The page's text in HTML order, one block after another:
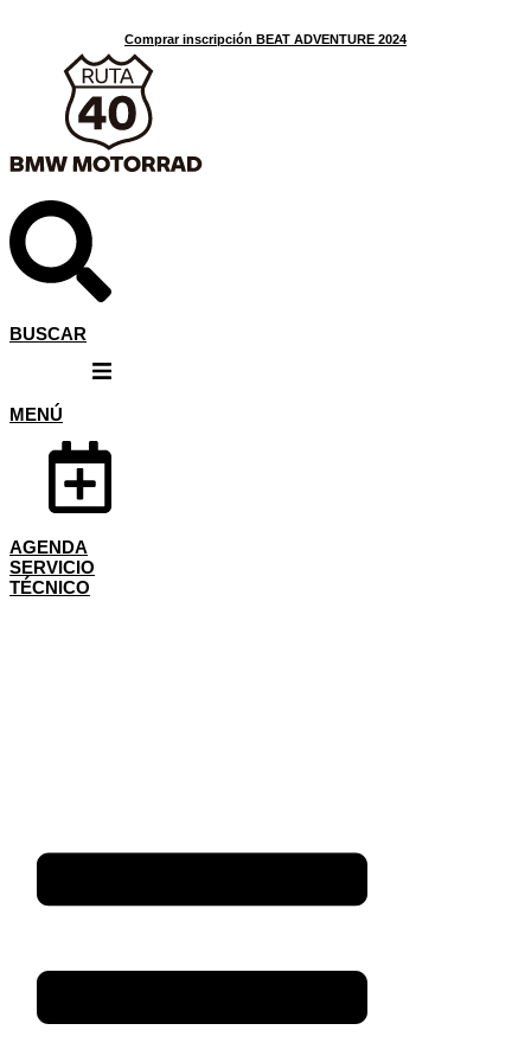
contenido
Comprar inscripción BEAT ADVENTURE 2024
BUSCAR
MENÚ
AGENDA
SERVICIO
TÉCNICO